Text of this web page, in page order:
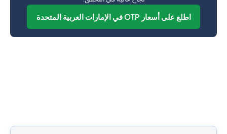
اطلع على أسعار OTP في الإمارات العربية المتحدة